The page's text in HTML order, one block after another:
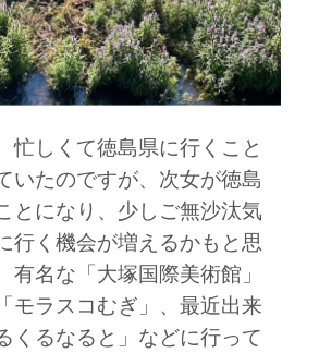
忙しくて徳島県に行くこと
いたのですが、次女が徳島
とになり、少しご無沙汰気
行く機会が増えるかもと思
有名な「大塚国際美術館」
モラスコむぎ」、最近出来
くるなると」などに行って